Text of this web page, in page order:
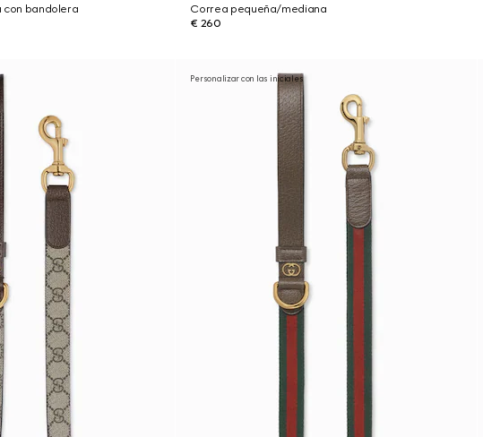
bandolera
Correa pequeña/mediana
€ 260
Personalizar con las iniciales